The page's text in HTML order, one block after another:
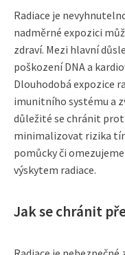
Radiace je
nadměrné expozici
zdraví. Mezi hlavní
poškození DNA a
Dlouhodobá expozice
imunitního systému a
důležité se chránit
minimalizovat rizika
pomůcky či
výskytem radiace.
Jak se chránit